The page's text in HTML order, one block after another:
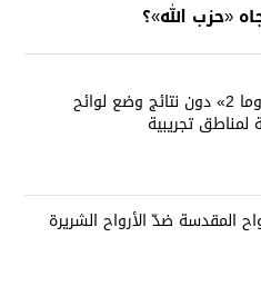
«حزب الله»؟
جــولة «روما 2» دون نتائج وضع لوائح
لمناطق تجريبية
المقدسة ضدّ الأرواح الشريرة